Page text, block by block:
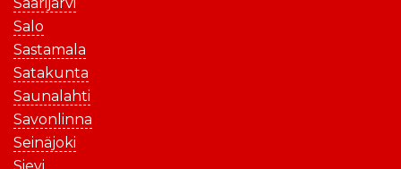
Salo
Sastamala
Satakunta
Saunalahti
Savonlinna
Seinäjoki
Sievi